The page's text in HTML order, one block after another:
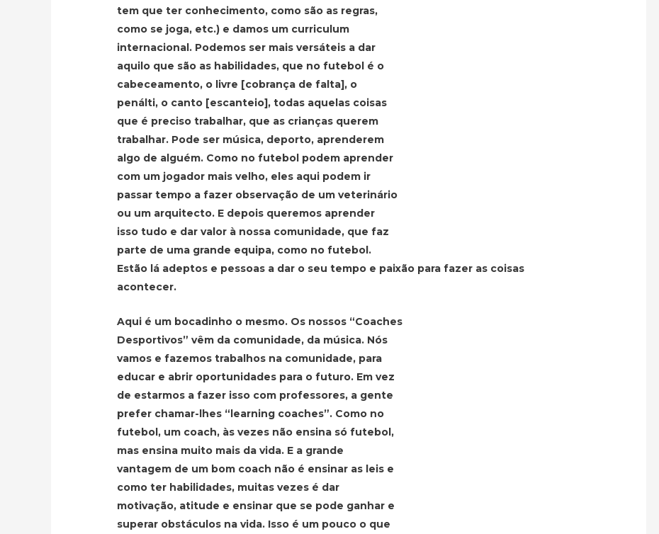
tem que ter conhecimento, como são as regras,
como se joga, etc.) e damos um curriculum
internacional. Podemos ser mais versáteis a dar
aquilo que são as habilidades, que no futebol é o
cabeceamento, o livre [cobrança de falta], o
penálti, o canto [escanteio], todas aquelas coisas
que é preciso trabalhar, que as crianças querem
trabalhar. Pode ser música, deporto, aprenderem
algo de alguém. Como no futebol podem aprender
com um jogador mais velho, eles aqui podem ir
passar tempo a fazer observação de um veterinário
ou um arquitecto. E depois queremos aprender
isso tudo e dar valor à nossa comunidade, que faz
parte de uma grande equipa, como no futebol.
Estão lá adeptos e pessoas a dar o seu tempo e paixão para fazer as coisas
acontecer.
Aqui é um bocadinho o mesmo. Os nossos “Coaches
Desportivos” vêm da comunidade, da música. Nós
vamos e fazemos trabalhos na comunidade, para
educar e abrir oportunidades para o futuro. Em vez
de estarmos a fazer isso com professores, a gente
prefer chamar-lhes “learning coaches”. Como no
futebol, um coach, às vezes não ensina só futebol,
mas ensina muito mais da vida. E a grande
vantagem de um bom coach não é ensinar as leis e
como ter habilidades, muitas vezes é dar
motivação, atitude e ensinar que se pode ganhar e
superar obstáculos na vida. Isso é um pouco o que